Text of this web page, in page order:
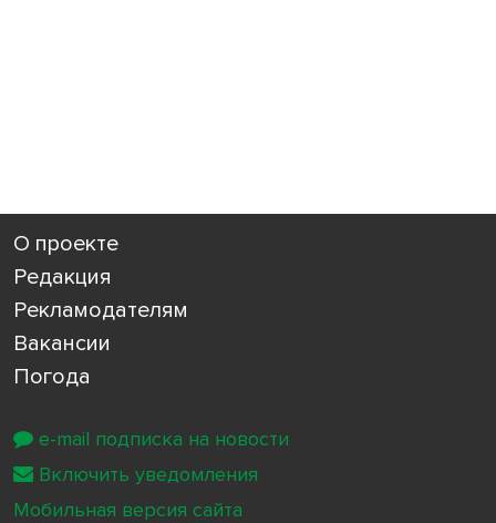
О проекте
Редакция
Рекламодателям
Вакансии
Погода
e-mail подписка на новости
Включить уведомления
Мобильная версия сайта